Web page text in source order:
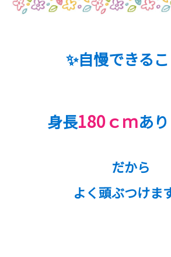
✨自慢できる
身長180ｃｍあ
だから
よく頭ぶつけま